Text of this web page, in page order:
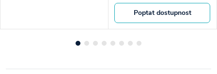
Poptat dostupnost